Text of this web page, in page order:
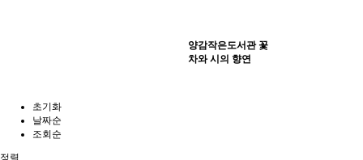
양감작은도서관 꽃
차와 시의 향연
초기화
날짜순
조회순
정렬